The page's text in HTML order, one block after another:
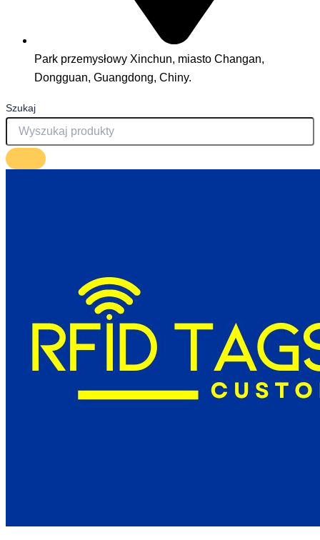
Park przemysłowy Xinchun, miasto Changan,
Dongguan, Guangdong, Chiny.
Szukaj